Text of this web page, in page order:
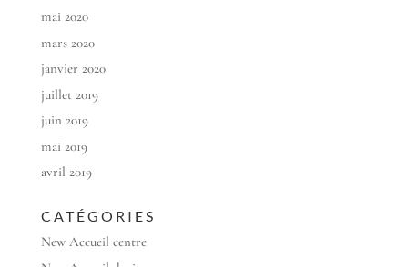
mai 2020
mars 2020
janvier 2020
juillet 2019
juin 2019
mai 2019
avril 2019
CATÉGORIES
New Accueil centre